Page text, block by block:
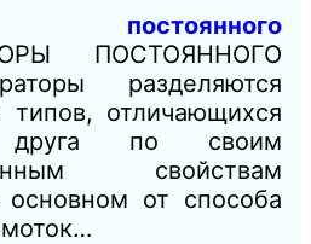
постоянного
ПОСТОЯННОГО
разделяются
типов, отличающихся
по своим
свойствам
от способа